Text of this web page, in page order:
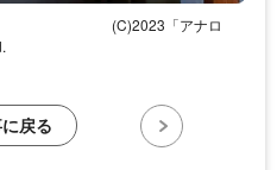
「アナロ
戻る